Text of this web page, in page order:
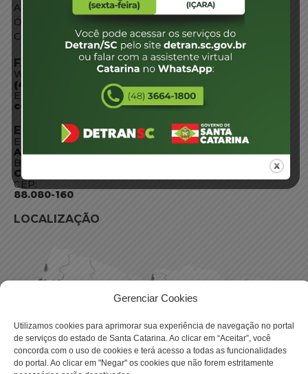
Gerenciar Cookies
Utilizamos cookies para aprimorar sua experiência de navegação no portal
de serviços do estado de Santa Catarina. Ao clicar em “Aceitar”, você
concorda com o uso de cookies e terá acesso a todas as funcionalidades
do portal. Ao clicar em "Negar" os cookies que não forem estritamente
Acesso à Informação
Órgãos do Governo
Conheça SC
FALE CONOSCO
WhatsApp:
(48) 3664-1800
E-mail:
centraldeinformacoes@detran.sc.gov.br
ENDEREÇO
Endereço:
Av. Almirante Tamandaré - 480
Bairro:
Coqueiros, Florianópolis SC
CEP:
88.080-160
LOCALIZAÇÃO